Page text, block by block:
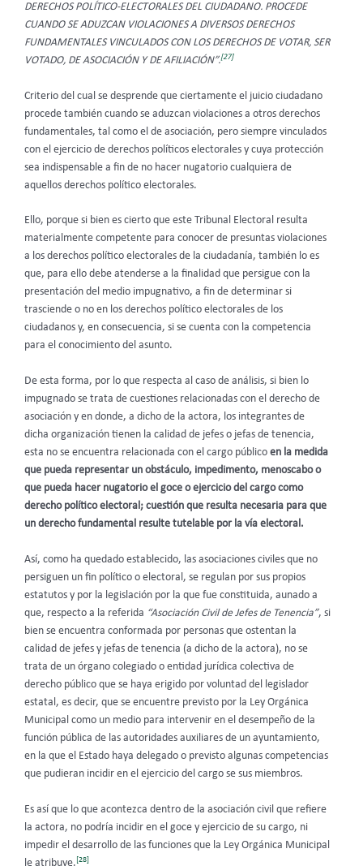
DERECHOS POLÍTICO-ELECTORALES DEL CIUDADANO. PROCEDE
CUANDO SE ADUZCAN VIOLACIONES A DIVERSOS DERECHOS
FUNDAMENTALES VINCULADOS CON LOS DERECHOS DE VOTAR, SER
VOTADO, DE ASOCIACIÓN Y DE AFILIACIÓN”.[27]
Criterio del cual se desprende que ciertamente el juicio ciudadano
procede también cuando se aduzcan violaciones a otros derechos
fundamentales, tal como el de asociación, pero siempre vinculados
con el ejercicio de derechos políticos electorales y cuya protección
sea indispensable a fin de no hacer nugatorio cualquiera de
aquellos derechos político electorales.
Ello, porque si bien es cierto que este Tribunal Electoral resulta
materialmente competente para conocer de presuntas violaciones
a los derechos político electorales de la ciudadanía, también lo es
que, para ello debe atenderse a la finalidad que persigue con la
presentación del medio impugnativo, a fin de determinar si
trasciende o no en los derechos político electorales de los
ciudadanos y, en consecuencia, si se cuenta con la competencia
para el conocimiento del asunto.
De esta forma, por lo que respecta al caso de análisis, si bien lo
impugnado se trata de cuestiones relacionadas con el derecho de
asociación y en donde, a dicho de la actora, los integrantes de
dicha organización tienen la calidad de jefes o jefas de tenencia,
esta no se encuentra relacionada con el cargo público en la medida
que pueda representar un obstáculo, impedimento, menoscabo o
que pueda hacer nugatorio el goce o ejercicio del cargo como
derecho político electoral; cuestión que resulta necesaria para que
un derecho fundamental resulte tutelable por la vía electoral.
Así, como ha quedado establecido, las asociaciones civiles que no
persiguen un fin político o electoral, se regulan por sus propios
estatutos y por la legislación por la que fue constituida, aunado a
que, respecto a la referida “Asociación Civil de Jefes de Tenencia”, si
bien se encuentra conformada por personas que ostentan la
calidad de jefes y jefas de tenencia (a dicho de la actora), no se
trata de un órgano colegiado o entidad jurídica colectiva de
derecho público que se haya erigido por voluntad del legislador
estatal, es decir, que se encuentre previsto por la Ley Orgánica
Municipal como un medio para intervenir en el desempeño de la
función pública de las autoridades auxiliares de un ayuntamiento,
en la que el Estado haya delegado o previsto algunas competencias
que pudieran incidir en el ejercicio del cargo se sus miembros.
Es así que lo que acontezca dentro de la asociación civil que refiere
la actora, no podría incidir en el goce y ejercicio de su cargo, ni
impedir el desarrollo de las funciones que la Ley Orgánica Municipal
le atribuye.[28]